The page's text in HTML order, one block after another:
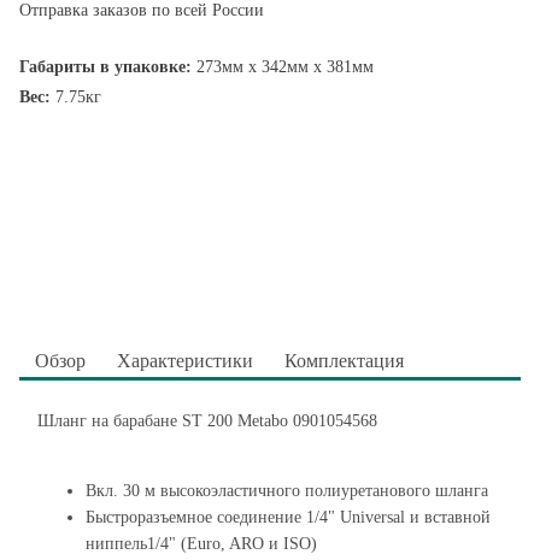
Отправка заказов по всей России
Габариты в упаковке: 273мм x 342мм x 381мм
Вес: 7.75кг
Обзор Характеристики Комплектация
Шланг на барабане ST 200 Metabo 0901054568
Вкл. 30 м высокоэластичного полиуретанового шланга
Быстроразъемное соединение 1/4" Universal и вставной
ниппель1/4" (Euro, ARO и ISO)